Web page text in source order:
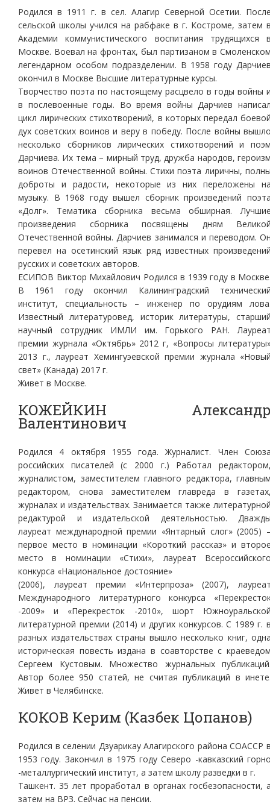
Родился в 1911 г. в сел. Алагир Северной Осетии.
сельской школы учился на рабфаке в г. Костроме, затем
Академии коммунистического воспитания трудящихся
Москве. Воевал на фронтах, был партизаном в
легендарном особом подразделении. В 1958 году
окончил в Москве Высшие литературные курсы.
Творчество поэта по настоящему расцвело в годы войны
в послевоенные годы. Во время войны Дарчиев
цикл лирических стихотворений, в которых передал
дух советских воинов и веру в победу. После войны
несколько сборников лирических стихотворений и
Дарчиева. Их тема – мирный труд, дружба народов,
воинов Отечественной войны. Стихи поэта лиричны,
доброты и радости, некоторые из них переложены
музыку. В 1968 году вышел сборник произведений
«Долг». Тематика сборника весьма обширная.
произведения сборника посвящены дням
Отечественной войны. Дарчиев занимался и переводом.
перевел на осетинский язык ряд известных
русских и советских авторов.
ЕСИПОВ Виктор Михайлович Родился в 1939 году в
В 1961 году окончил Калининградский
институт, специальность – инженер по орудиям
Известный литературовед, историк литературы,
научный сотрудник ИМЛИ им. Горького РАН.
премии журнала «Октябрь» 2012 г, «Вопросы
2013 г., лауреат Хемингуэевской премии журнала
свет» (Канада) 2017 г.
Живет в Москве.
КОЖЕЙКИН
Валентинович
Родился 4 октября 1955 года. Журналист. Член
российских писателей (с 2000 г.) Работал
журналистом, заместителем главного редактора,
редактором, снова заместителем главреда в
журналах и издательствах. Занимается также
редактурой и издательской деятельностью.
лауреат международной премии «Янтарный слог» (2005)
первое место в номинации «Короткий рассказ» и
место в номинации «Стихи», лауреат
конкурса «Национальное достояние»
(2006), лауреат премии «Интерпроза» (2007),
Международного литературного конкурса
-2009» и «Перекресток -2010», шорт
литературной премии (2014) и других конкурсов. С 1989 г.
разных издательствах страны вышло несколько книг,
историческая повесть издана в соавторстве с
Сергеем Кустовым. Множество журнальных
Автор более 950 статей, не считая публикаций в
Живет в Челябинске.
КОКОВ Керим (Казбек Цопанов)
Родился в селении Дзуарикау Алагирского района СОАССР
1953 году. Закончил в 1975 году Северо -кавказский
-металлургический институт, а затем школу разведки в г.
Ташкент. 35 лет проработал в органах госбезопасности,
затем на ВРЗ. Сейчас на пенсии.